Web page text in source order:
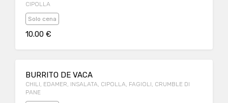
CIPOLLA
Solo cena
10.00 €
BURRITO DE VACA
CHILI, EDAMER, INSALATA, CIPOLLA, FAGIOLI, CRUMBLE DI
PANE